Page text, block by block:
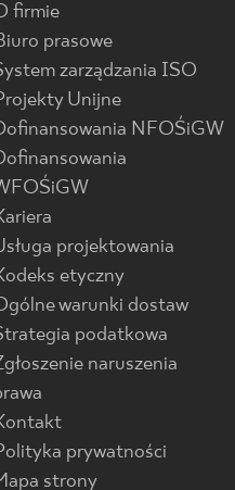
firmie
prasowe
zarządzania ISO
Unijne
NFOŚiGW
projektowania
etyczny
warunki dostaw
podatkowa
naruszenia
prywatności
strony